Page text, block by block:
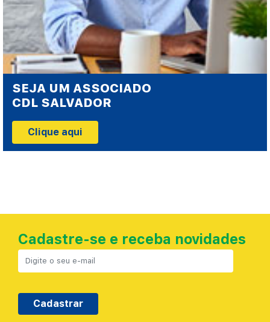
SEJA UM ASSOCIADO
CDL SALVADOR
Clique aqui
Cadastre-se e receba novidades
Cadastrar